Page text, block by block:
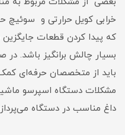
خرابی کویل حرارتی و
که پیدا کردن قطعات
بسیار چالش برانگیز باشد.
باید از متخصصان حرفه‌ای
مشکلات دستگاه اسپرسو
داغ مناسب در دستگاه